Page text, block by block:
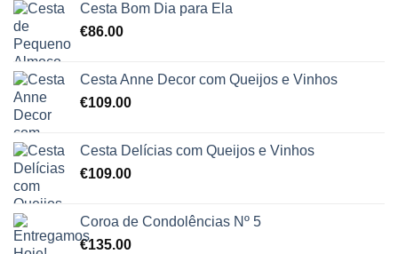
Cesta Bom Dia para Ela
€86.00
Cesta Anne Decor com Queijos e Vinhos
€109.00
Cesta Delícias com Queijos e Vinhos
€109.00
Coroa de Condolências Nº 5
€135.00